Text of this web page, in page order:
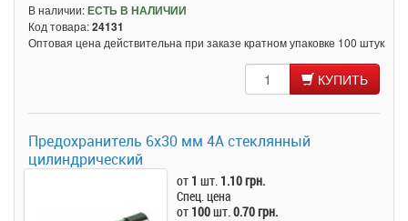
В наличии:ЕСТЬ В НАЛИЧИИ
Код товара:24131
Оптовая цена действительна при заказе кратном упаковке 100 штук
КУПИТЬ
Предохранитель 6x30 мм 4A стеклянный
цилиндрический
от 1 шт. 1.10 грн.
Спец. цена
от 100шт.0.70 грн.